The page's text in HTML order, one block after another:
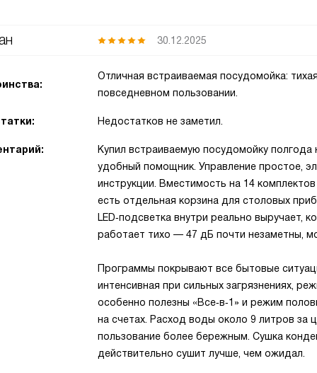
30.12.2025
Отличная встраиваемая посудомойка:
повседневном пользовании.
Недостатков не заметил.
Купил встраиваемую посудомойку
удобный помощник. Управление простое,
инструкции. Вместимость на 14
есть отдельная корзина для столовых
LED‑подсветка внутри реально
работает тихо — 47 дБ почти незаметны,
Программы покрывают все бытовые
интенсивная при сильных загрязнениях,
особенно полезны «Все‑в‑1» и режим
на счетах. Расход воды около 9 литров за
пользование более бережным. Сушка
действительно сушит лучше, чем ожидал.